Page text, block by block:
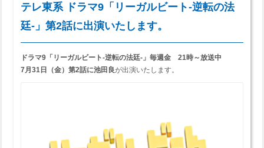
テレ東系 ドラマ9「リーガルビート-逆転の法
廷-」第2話に出演いたします。
ドラマ9「リーガルビート-逆転の法廷-」 毎週金 21時～放送中
7月31日（金）第2話に池田良が出演いたします。